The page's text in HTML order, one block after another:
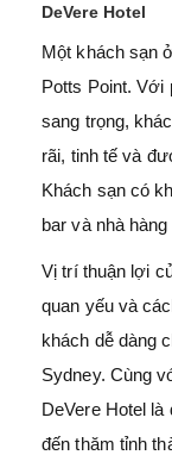
DeVere Hotel
Một khách sạn
Potts Point. Với
sang trọng,
rãi, tinh tế và
Khách sạn có
bar và nhà
Vị trí thuận lợi
quan yếu và
khách dễ dàng
Sydney. Cùng
DeVere Hotel
đến thăm tỉnh